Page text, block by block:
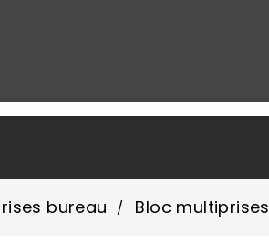
bureau Bloc multiprises